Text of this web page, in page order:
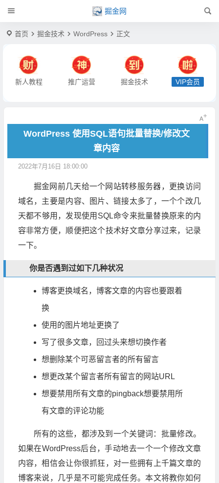
掘金网
首页 掘金技术 WordPress 正文
新人教程 推广运营 掘金技术 VIP会员
WordPress 使用SQL语句批量替换/修改文
章内容
2022年7月16日 18:00:00
掘金网前几天给一个网站转移服务器，更换访问
域名，主要是内容、图片、链接太多了，一个个改几
天都不够用，发现使用SQL命令来批量替换原来的内
容非常方便，顺便把这个技术好文章分享过来，记录
一下。
你是否遇到过如下几种状况
博客更换域名，博客文章的内容也要跟着
换
使用的图片地址更换了
写了很多文章，回过头来想切换作者
想删除某个可恶留言者的所有留言
想更改某个留言者所有留言的网站URL
想要禁用所有文章的pingback想要禁用所
有文章的评论功能
所有的这些，都涉及到一个关键词：批量修改。
如果在WordPress后台，手动地去一个一个修改文章
内容，相信会让你很抓狂，对一些拥有上千篇文章的
博客来说，几乎是不可能完成任务。本文将教你如何